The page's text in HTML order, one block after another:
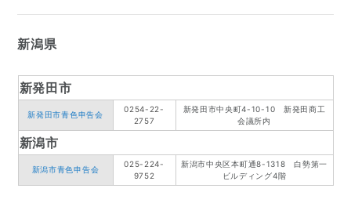
新潟県
新発田市
新発田市青色申告会
0254-22-
2757
新発田市中央町4-10-10 新発田商工
会議所内
新潟市
新潟市青色申告会
025-224-
9752
新潟市中央区本町通8-1318 白勢第一
ビルディング4階